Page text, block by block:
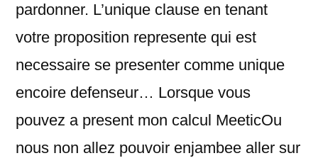
pardonner. L’unique clause en tenant
votre proposition represente qui est
necessaire se presenter comme unique
encoire defenseur… Lorsque vous
pouvez a present mon calcul MeeticOu
nous non allez pouvoir enjambee aller sur